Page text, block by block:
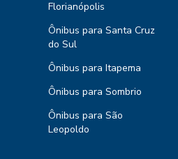
Florianópolis
Ônibus para Santa Cruz
do Sul
Ônibus para Itapema
Ônibus para Sombrio
Ônibus para São
Leopoldo